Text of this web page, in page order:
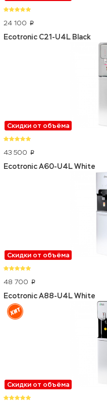
24 100 p
Ecotronic C21-U4L Black
Скидки от объёма
43 500 p
Ecotronic A60-U4L White
Скидки от объёма
48 700 p
Ecotronic A88-U4L White
Скидки от объёма